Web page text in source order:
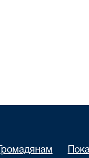
Громадянам